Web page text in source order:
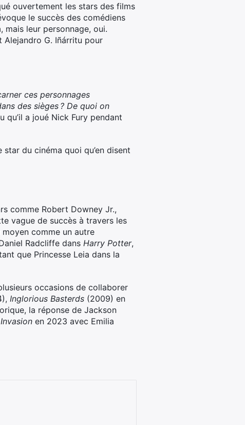
ouvertement les stars des films
le succès des comédiens
mais leur personnage, oui.
Alejandro G. Iñárritu pour
ces personnages
des sièges ? De quoi on
qu’il a joué Nick Fury pendant
star du cinéma quoi qu’en disent
comme Robert Downey Jr.,
vague de succès à travers les
comme un autre
Radcliffe dans Harry Potter,
que Princesse Leia dans la
occasions de collaborer
Inglorious Basterds (2009) en
la réponse de Jackson
en 2023 avec Emilia